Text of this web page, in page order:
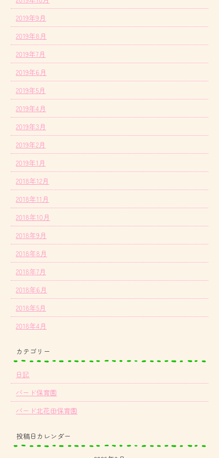
2019年9月
2019年8月
2019年7月
2019年6月
2019年5月
2019年4月
2019年3月
2019年2月
2019年1月
2018年12月
2018年11月
2018年10月
2018年9月
2018年8月
2018年7月
2018年6月
2018年5月
2018年4月
カテゴリー
日記
バード保育園
バード北花田保育園
投稿日カレンダー